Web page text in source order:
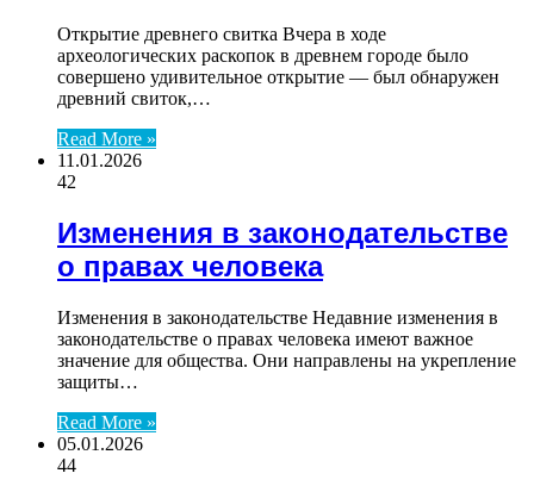
Открытие древнего свитка Вчера в ходе
археологических раскопок в древнем городе было
совершено удивительное открытие — был обнаружен
древний свиток,…
Read More »
11.01.2026
42
Изменения в законодательстве
о правах человека
Изменения в законодательстве Недавние изменения в
законодательстве о правах человека имеют важное
значение для общества. Они направлены на укрепление
защиты…
Read More »
05.01.2026
44